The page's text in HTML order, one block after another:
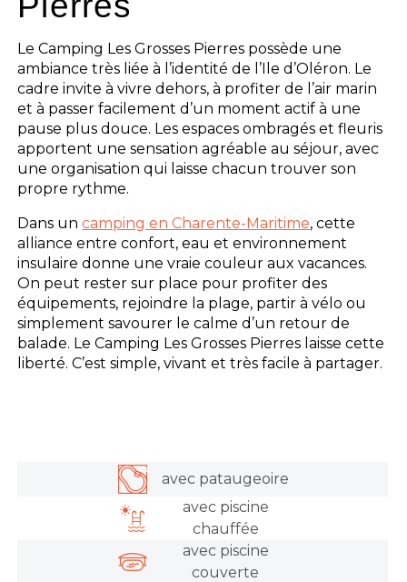
Le Camping Les Grosses Pierres possède une
ambiance très liée à l’identité de l’Ile d’Oléron. Le
cadre invite à vivre dehors, à profiter de l’air marin
et à passer facilement d’un moment actif à une
pause plus douce. Les espaces ombragés et fleuris
apportent une sensation agréable au séjour, avec
une organisation qui laisse chacun trouver son
propre rythme.
Dans uncamping en Charente-Maritime, cette
alliance entre confort, eau et environnement
insulaire donne une vraie couleur aux vacances.
On peut rester sur place pour profiter des
équipements, rejoindre la plage, partir à vélo ou
simplement savourer le calme d’un retour de
balade. Le Camping Les Grosses Pierres laisse cette
liberté. C’est simple, vivant et très facile à partager.
avec pataugeoire
avec piscine
chauffée
avec piscine
couverte